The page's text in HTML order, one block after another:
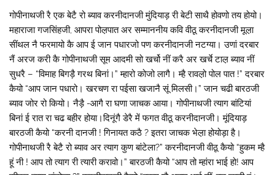
गोपीनाथजी रै एक बेटै रो ब्याव करनीदानजी मुंदियाड़ री बेटी साथै होवणो तय होयो।
महाराजा गजसिंहजी, आपरा पोल़पात अर सम्माननीय कवि वीठू करनीदानजी मूल़ा
सींथल नै फरमायो कै आप ई जान पधारजो पण करनीदानजी नटग्या। उणां दरबार
नैं अरज करी कै गोपीनाथजी सूम आदमी सो खर्चो नीं करै अर खर्चे टाल़ ब्याव नीं
सुधरै – “विमाह बिगड़ै गरथ बिनां।” म्हारो कोजो लागै। म्है रावल़ो पोल पात !” दरबार
कैयो “आप जान पधारो। खरचण रा पईसा खजानै सूं मिलसी।” जान चढी बारठजी
ब्याव जोर रो कियो। नैड़ै -आगै रा घणा जाचक आया। गोपीनाथजी त्याग बांटियां
बिनां ई रात रा चढ बहीर होया।दिनूंगै डेरै में फगत वीठू करनीदानजी। मूंदियाड़
बारठजी कैयो “करनी दानजी ! गिनायत कठै ? इतरा जाचक भेल़ा होयोड़ा है।
गोपीनाथजी रै बेटै रो ब्याव अर त्याग कुण बांटेला?” करनीदानजी वीठू कैयो “हुकम म्है
हूं नी ! आप तो त्याग री त्यारी करावो।” बारठजी कैयो “आप तो म्हांरा भाई हो! आप